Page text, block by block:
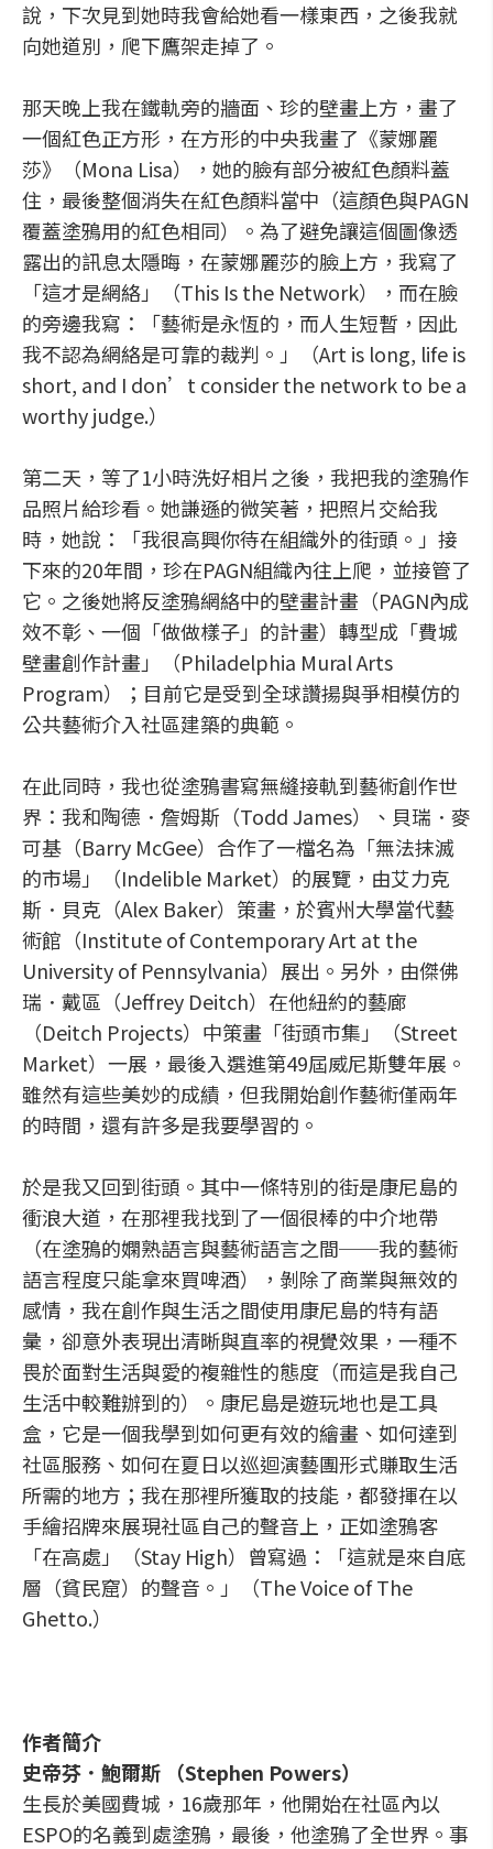
說，下次見到她時我會給她看一樣東西，之後我就
向她道別，爬下鷹架走掉了。
那天晚上我在鐵軌旁的牆面、珍的壁畫上方，畫了
一個紅色正方形，在方形的中央我畫了《蒙娜麗
莎》（Mona Lisa），她的臉有部分被紅色顏料蓋
住，最後整個消失在紅色顏料當中（這顏色與PAGN
覆蓋塗鴉用的紅色相同）。為了避免讓這個圖像透
露出的訊息太隱晦，在蒙娜麗莎的臉上方，我寫了
「這才是網絡」（This Is the Network），而在臉
的旁邊我寫：「藝術是永恆的，而人生短暫，因此
我不認為網絡是可靠的裁判。」（Art is long, life is
short, and I don’t consider the network to be a
worthy judge.）
第二天，等了1小時洗好相片之後，我把我的塗鴉作
品照片給珍看。她謙遜的微笑著，把照片交給我
時，她說：「我很高興你待在組織外的街頭。」接
下來的20年間，珍在PAGN組織內往上爬，並接管了
它。之後她將反塗鴉網絡中的壁畫計畫（PAGN內成
效不彰、一個「做做樣子」的計畫）轉型成「費城
壁畫創作計畫」（Philadelphia Mural Arts
Program）；目前它是受到全球讚揚與爭相模仿的
公共藝術介入社區建築的典範。
在此同時，我也從塗鴉書寫無縫接軌到藝術創作世
界：我和陶德．詹姆斯（Todd James）、貝瑞．麥
可基（Barry McGee）合作了一檔名為「無法抹滅
的市場」（Indelible Market）的展覽，由艾力克
斯．貝克（Alex Baker）策畫，於賓州大學當代藝
術館（Institute of Contemporary Art at the
University of Pennsylvania）展出。另外，由傑佛
瑞．戴區（Jeffrey Deitch）在他紐約的藝廊
（Deitch Projects）中策畫「街頭市集」（Street
Market）一展，最後入選進第49屆威尼斯雙年展。
雖然有這些美妙的成績，但我開始創作藝術僅兩年
的時間，還有許多是我要學習的。
於是我又回到街頭。其中一條特別的街是康尼島的
衝浪大道，在那裡我找到了一個很棒的中介地帶
（在塗鴉的嫻熟語言與藝術語言之間──我的藝術
語言程度只能拿來買啤酒），剝除了商業與無效的
感情，我在創作與生活之間使用康尼島的特有語
彙，卻意外表現出清晰與直率的視覺效果，一種不
畏於面對生活與愛的複雜性的態度（而這是我自己
生活中較難辦到的）。康尼島是遊玩地也是工具
盒，它是一個我學到如何更有效的繪畫、如何達到
社區服務、如何在夏日以巡迴演藝團形式賺取生活
所需的地方；我在那裡所獲取的技能，都發揮在以
手繪招牌來展現社區自己的聲音上，正如塗鴉客
「在高處」（Stay High）曾寫過：「這就是來自底
層（貧民窟）的聲音。」（The Voice of The
Ghetto.）
作者簡介
史帝芬．鮑爾斯 （Stephen Powers）
生長於美國費城，16歲那年，他開始在社區內以
ESPO的名義到處塗鴉，最後，他塗鴉了全世界。事